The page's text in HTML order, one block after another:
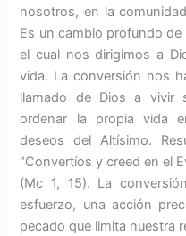
nosotros, en la
Es un cambio profundo
el cual nos dirigimos a
vida. La conversión nos
llamado de Dios a vivir
ordenar la propia vida
deseos del Altísimo.
“Convertíos y creed en el
(Mc 1, 15). La
esfuerzo, una acción
pecado que limita nuestra